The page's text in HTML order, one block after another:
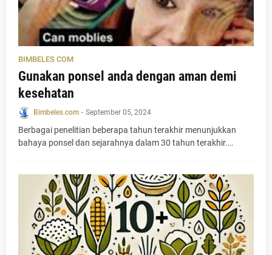
BIMBELES COM
Gunakan ponsel anda dengan aman demi
kesehatan
Bimbeles.com - September 05, 2024
Berbagai penelitian beberapa tahun terakhir menunjukkan
bahaya ponsel dan sejarahnya dalam 30 tahun terakhir.…